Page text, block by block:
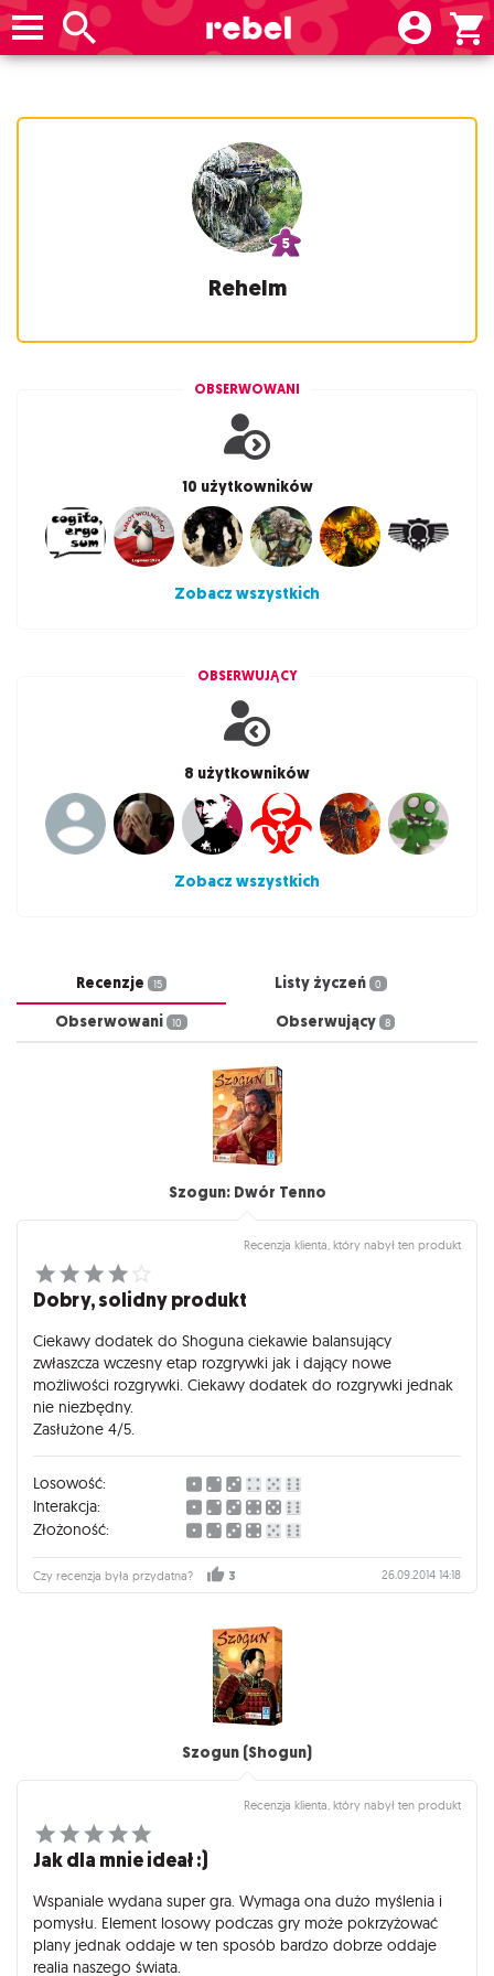
Rehelm
OBSERWOWANI
10 użytkowników
Zobacz wszystkich
OBSERWUJĄCY
8 użytkowników
Zobacz wszystkich
Recenzje 15 Listy życzeń 0
Obserwowani 10 Obserwujący 8
Szogun: Dwór Tenno
Recenzja klienta, który nabył ten produkt
Dobry, solidny produkt
Ciekawy dodatek do Shoguna ciekawie balansujący
zwłaszcza wczesny etap rozgrywki jak i dający nowe
możliwości rozgrywki. Ciekawy dodatek do rozgrywki jednak
nie niezbędny.
Zasłużone 4/5.
Losowość:
Interakcja:
Złożoność:
Czy recenzja była przydatna? 3 26.09.2014 14:18
Szogun (Shogun)
Recenzja klienta, który nabył ten produkt
Jak dla mnie ideał :)
Wspaniale wydana super gra. Wymaga ona dużo myślenia i
pomysłu. Element losowy podczas gry może pokrzyżować
plany jednak oddaje w ten sposób bardzo dobrze oddaje
realia naszego świata.